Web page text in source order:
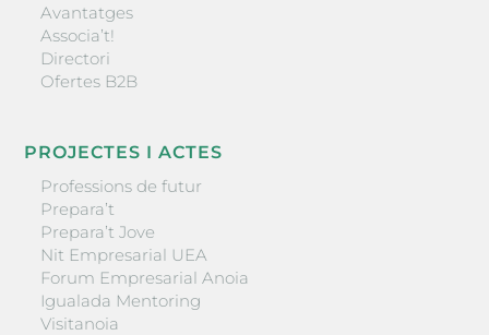
Avantatges
Associa’t!
Directori
Ofertes B2B
PROJECTES I ACTES
Professions de futur
Prepara’t
Prepara’t Jove
Nit Empresarial UEA
Forum Empresarial Anoia
Igualada Mentoring
Visitanoia